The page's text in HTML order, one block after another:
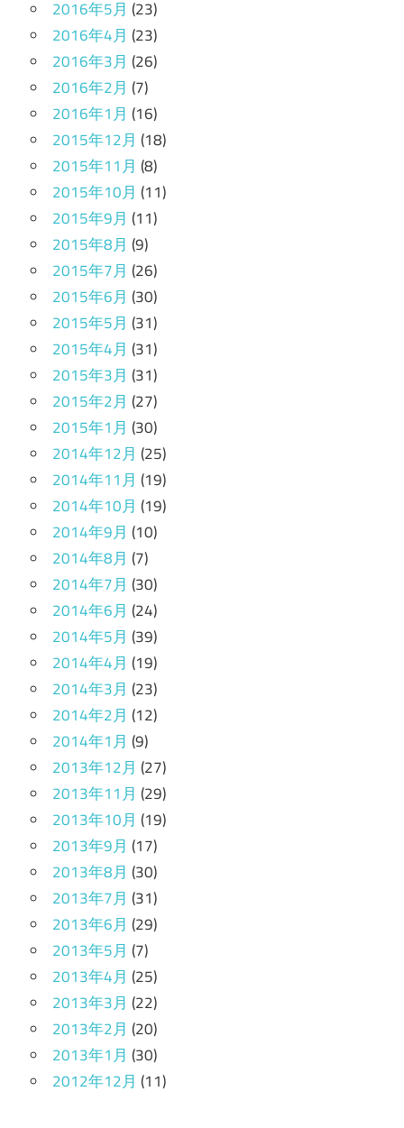
2016年5月 (23)
2016年4月 (23)
2016年3月 (26)
2016年2月 (7)
2016年1月 (16)
2015年12月 (18)
2015年11月 (8)
2015年10月 (11)
2015年9月 (11)
2015年8月 (9)
2015年7月 (26)
2015年6月 (30)
2015年5月 (31)
2015年4月 (31)
2015年3月 (31)
2015年2月 (27)
2015年1月 (30)
2014年12月 (25)
2014年11月 (19)
2014年10月 (19)
2014年9月 (10)
2014年8月 (7)
2014年7月 (30)
2014年6月 (24)
2014年5月 (39)
2014年4月 (19)
2014年3月 (23)
2014年2月 (12)
2014年1月 (9)
2013年12月 (27)
2013年11月 (29)
2013年10月 (19)
2013年9月 (17)
2013年8月 (30)
2013年7月 (31)
2013年6月 (29)
2013年5月 (7)
2013年4月 (25)
2013年3月 (22)
2013年2月 (20)
2013年1月 (30)
2012年12月 (11)